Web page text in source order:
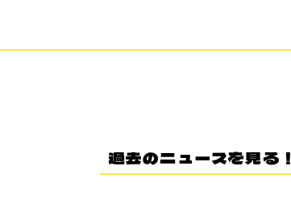
過去のニュースを見る！